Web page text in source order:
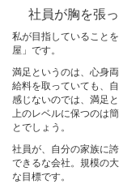
社員が胸を張
私が目指していること
屋」です。
満足というのは、心身
給料を取っていても、
感じないのでは、満足
上のレベルに保つのは
とでしょう。
社員が、自分の家族に
できるな会社。規模の
な目標です。